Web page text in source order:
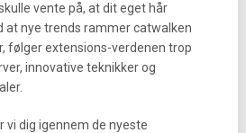
vente på, at dit eget hår
at nye trends rammer catwalken
følger extensions-verdenen trop
innovative teknikker og
vi dig igennem de nyeste